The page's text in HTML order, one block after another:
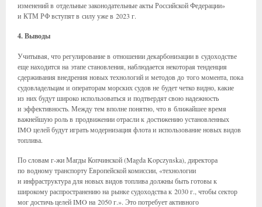
изменений в отдельные законодательные акты Российской Федерации»
и КТМ РФ вступят в силу уже в 2023 г.
4. Выводы
Учитывая, что регулирование в отношении декарбонизации в судоходстве
еще находится на этапе становления, наблюдается некоторая тенденция
сдерживания внедрения новых технологий и методов до того момента, пока
судовладельцам и операторам морских судов не будет четко видно, какие
из них будут широко использоваться и подтвердят свою надежность
и эффективность. Между тем вполне понятно, что в ближайшее время
важнейшую роль в продвижении отрасли к достижению установленных
IMO целей будут играть модернизация флота и использование новых видов
топлива.
По словам г-жи Магды Копчинской (Magda Kopczynska), директора
по водному транспорту Европейской комиссии, «технологии
и инфраструктура для новых видов топлива должны быть готовы к
широкому распространению на рынке судоходства к 2030 г., чтобы сектор
мог достичь целей IMO на 2050 г.». Это потребует активного